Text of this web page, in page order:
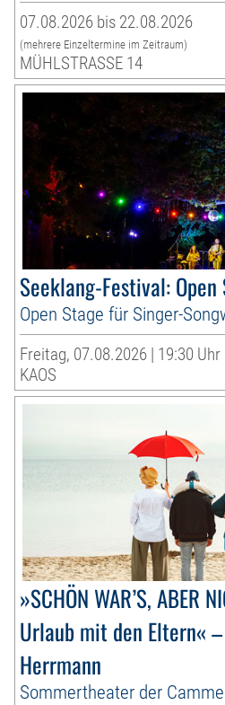
07.08.2026 bis 22.08.2026
(mehrere Einzeltermine im Zeitraum)
MÜHLSTRASSE 14
Seeklang-Festival: Open
Open Stage für Singer-
Freitag, 07.08.2026 | 19:30 Uhr
KAOS
»SCHÖN WAR’S, ABER
Urlaub mit den Eltern«
Herrmann
Sommertheater der